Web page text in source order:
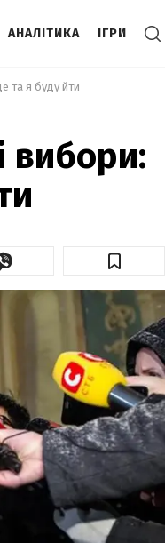
АНАЛІТИКА ІГРИ
та я буду йти
вибори: